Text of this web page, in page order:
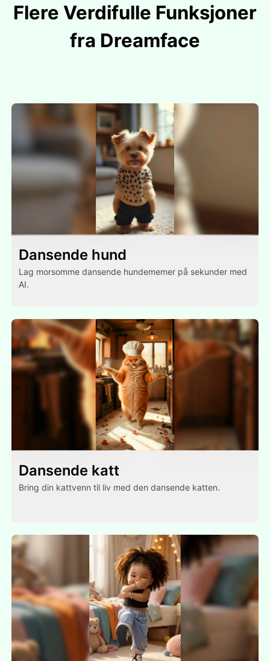
Flere Verdifulle Funksjoner
fra Dreamface
Dansende hund
Lag morsomme dansende hundememer på sekunder med
AI.
Dansende katt
Bring din kattvenn til liv med den dansende katten.